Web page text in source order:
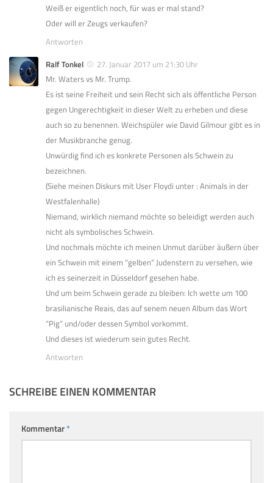
Weiß er eigentlich noch, für was er mal stand?
Oder will er Zeugs verkaufen?
Antworten
Ralf Tonkel
27. Januar 2017 um 21:30 Uhr
Mr. Waters vs Mr. Trump.
Es ist seine Freiheit und sein Recht sich als öffentliche Person
gegen Ungerechtigkeit in dieser Welt zu erheben und diese
auch so zu benennen. Weichspüler wie David Gilmour gibt es in
der Musikbranche genug.
Unwürdig find ich es konkrete Personen als Schwein zu
bezeichnen.
(Siehe meinen Diskurs mit User Floydi unter : Animals in der
Westfalenhalle)
Niemand, wirklich niemand möchte so beleidigt werden auch
nicht als symbolisches Schwein.
Und nochmals möchte ich meinen Unmut darüber äußern über
ein Schwein mit einem “gelben” Judenstern zu versehen, wie
ich es seinerzeit in Düsseldorf gesehen habe.
Und um beim Schwein gerade zu bleiben: Ich wette um 100
brasilianische Reais, das auf senem neuen Album das Wort
“Pig” und/oder dessen Symbol vorkommt.
Und dieses ist wiederum sein gutes Recht.
Antworten
SCHREIBE EINEN KOMMENTAR
Kommentar*